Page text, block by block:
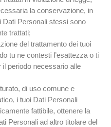
la conservazione, in
Dati Personali stessi sono
trattati;
del trattamento dei tuoi
tu ne contesti l’esattezza o ti
periodo necessario alle
di uso comune e
i tuoi Dati Personali
fattibile, ottenere la
Personali ad altro titolare del